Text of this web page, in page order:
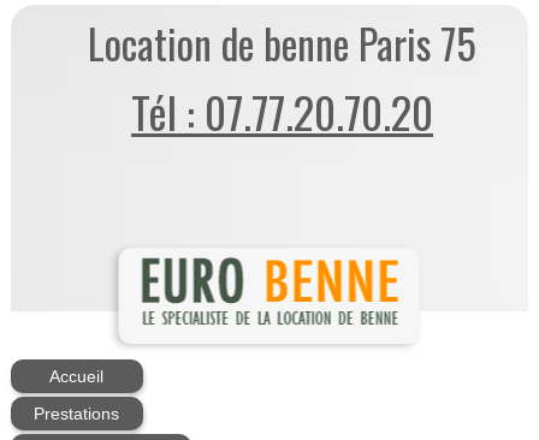
Location de benne Paris 75
Tél : 07.77.20.70.20
Accueil
Prestations